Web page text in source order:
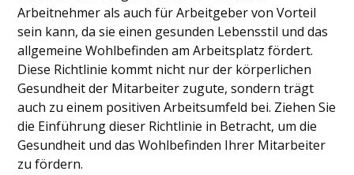
Arbeitnehmer als auch für Arbeitgeber von Vorteil
sein kann, da sie einen gesunden Lebensstil und das
allgemeine Wohlbefinden am Arbeitsplatz fördert.
Diese Richtlinie kommt nicht nur der körperlichen
Gesundheit der Mitarbeiter zugute, sondern trägt
auch zu einem positiven Arbeitsumfeld bei. Ziehen Sie
die Einführung dieser Richtlinie in Betracht, um die
Gesundheit und das Wohlbefinden Ihrer Mitarbeiter
zu fördern.